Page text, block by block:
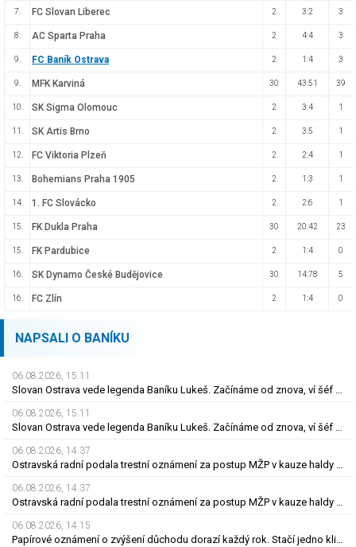
7. FC Slovan Liberec 2 3:2 3
8. AC Sparta Praha 2 4:4 3
9. FC Baník Ostrava 2 1:4 3
9. MFK Karviná 30 43:51 39
10. SK Sigma Olomouc 2 3:4 1
11. SK Artis Brno 2 3:5 1
12. FC Viktoria Plzeň 2 2:4 1
13. Bohemians Praha 1905 2 1:3 1
14. 1. FC Slovácko 2 2:6 1
15. FK Dukla Praha 30 20:42 23
15. FK Pardubice 2 1:4 0
16. SK Dynamo České Budějovice 30 14:78 5
16. FC Zlín 2 1:4 0
NAPSALI O BANÍKU
06.08.2026, 15.11
Slovan Ostrava vede legenda Baníku Lukeš. Začínáme od znova, ví šéf po odchodech
06.08.2026, 15.11
Slovan Ostrava vede legenda Baníku Lukeš. Začínáme od znova, ví šéf po odchodech
06.08.2026, 14.37
Ostravská radní podala trestní oznámení za postup MŽP v kauze haldy Heřmanice
06.08.2026, 14.37
Ostravská radní podala trestní oznámení za postup MŽP v kauze haldy Heřmanice
06.08.2026, 14.15
Papírové oznámení o zvýšení důchodu dorazí každý rok. Stačí jedno kliknutí